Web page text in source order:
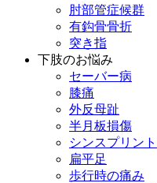
肘部管症候群
有鈎骨骨折
突き指
下肢のお悩み
セーバー病
膝痛
外反母趾
半月板損傷
シンスプリント
扁平足
歩行時の痛み